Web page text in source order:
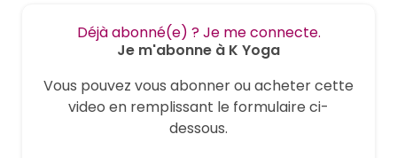
Déjà abonné(e) ? Je me connecte.
Je m'abonne à K Yoga
Vous pouvez vous abonner ou acheter cette
video en remplissant le formulaire ci-
dessous.